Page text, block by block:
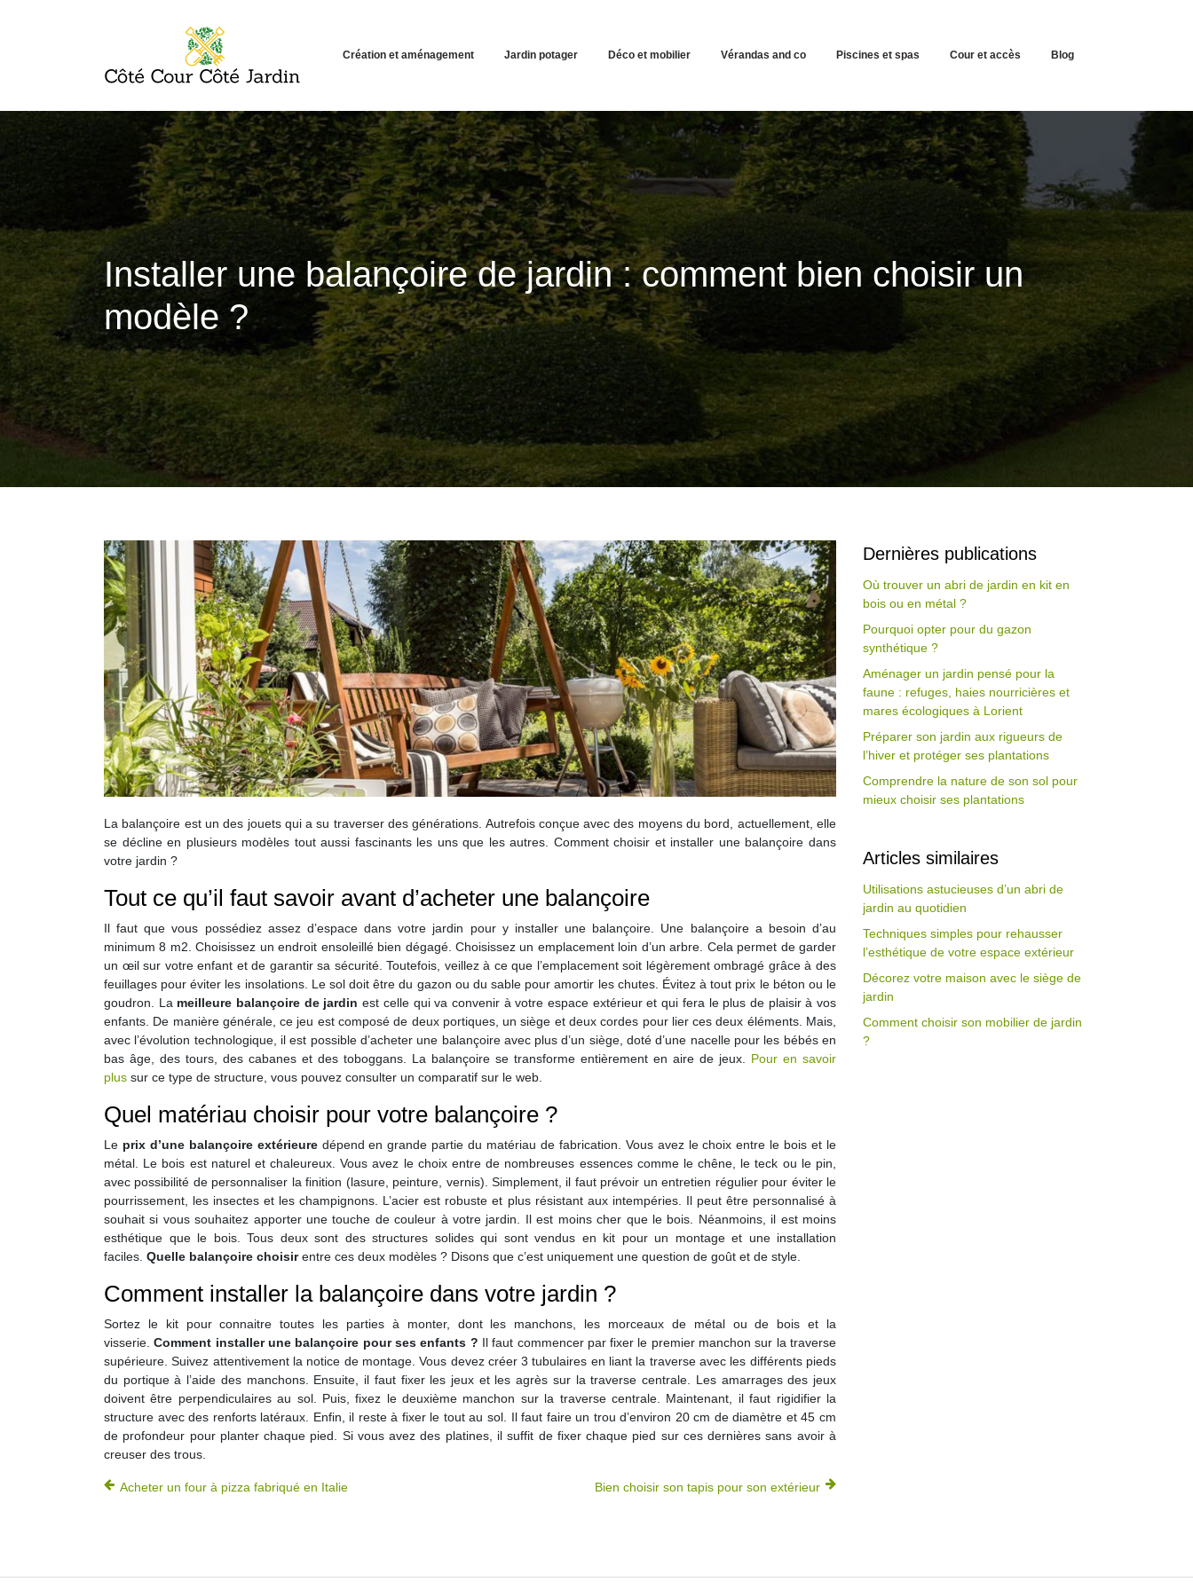
Création et aménagement Jardin potager Déco et mobilier Vérandas and co Piscines et spas Cour et accès Blog
Installer une balançoire de jardin : comment bien choisir un
modèle ?
La balançoire est un des jouets qui a su traverser des générations. Autrefois conçue avec des moyens du bord, actuellement, elle
se décline en plusieurs modèles tout aussi fascinants les uns que les autres. Comment choisir et installer une balançoire dans
votre jardin ?
Tout ce qu’il faut savoir avant d’acheter une balançoire
Il faut que vous possédiez assez d’espace dans votre jardin pour y installer une balançoire. Une balançoire a besoin d’au
minimum 8 m2. Choisissez un endroit ensoleillé bien dégagé. Choisissez un emplacement loin d’un arbre. Cela permet de garder
un œil sur votre enfant et de garantir sa sécurité. Toutefois, veillez à ce que l’emplacement soit légèrement ombragé grâce à des
feuillages pour éviter les insolations. Le sol doit être du gazon ou du sable pour amortir les chutes. Évitez à tout prix le béton ou le
goudron. La meilleure balançoire de jardin est celle qui va convenir à votre espace extérieur et qui fera le plus de plaisir à vos
enfants. De manière générale, ce jeu est composé de deux portiques, un siège et deux cordes pour lier ces deux éléments. Mais,
avec l’évolution technologique, il est possible d’acheter une balançoire avec plus d’un siège, doté d’une nacelle pour les bébés en
bas âge, des tours, des cabanes et des toboggans. La balançoire se transforme entièrement en aire de jeux. Pour en savoir
plus sur ce type de structure, vous pouvez consulter un comparatif sur le web.
Quel matériau choisir pour votre balançoire ?
Le prix d’une balançoire extérieuredépend en grande partie du matériau de fabrication. Vous avez le choix entre le bois et le
métal. Le bois est naturel et chaleureux. Vous avez le choix entre de nombreuses essences comme le chêne, le teck ou le pin,
avec possibilité de personnaliser la finition (lasure, peinture, vernis). Simplement, il faut prévoir un entretien régulier pour éviter le
pourrissement, les insectes et les champignons. L’acier est robuste et plus résistant aux intempéries. Il peut être personnalisé à
souhait si vous souhaitez apporter une touche de couleur à votre jardin. Il est moins cher que le bois. Néanmoins, il est moins
esthétique que le bois. Tous deux sont des structures solides qui sont vendus en kit pour un montage et une installation
faciles. Quelle balançoire choisirentre ces deux modèles ? Disons que c’est uniquement une question de goût et de style.
Comment installer la balançoire dans votre jardin ?
Sortez le kit pour connaitre toutes les parties à monter, dont les manchons, les morceaux de métal ou de bois et la
visserie.Comment installer une balançoire pour ses enfants ? Il faut commencer par fixer le premier manchon sur la traverse
supérieure. Suivez attentivement la notice de montage. Vous devez créer 3 tubulaires en liant la traverse avec les différents pieds
du portique à l’aide des manchons. Ensuite, il faut fixer les jeux et les agrès sur la traverse centrale. Les amarrages des jeux
doivent être perpendiculaires au sol. Puis, fixez le deuxième manchon sur la traverse centrale. Maintenant, il faut rigidifier la
structure avec des renforts latéraux. Enfin, il reste à fixer le tout au sol. Il faut faire un trou d’environ 20 cm de diamètre et 45 cm
de profondeur pour planter chaque pied. Si vous avez des platines, il suffit de fixer chaque pied sur ces dernières sans avoir à
creuser des trous.
Acheter un four à pizza fabriqué en Italie Bien choisir son tapis pour son extérieur
Dernières publications
Où trouver un abri de jardin en kit en
bois ou en métal ?
Pourquoi opter pour du gazon
synthétique ?
Aménager un jardin pensé pour la
faune : refuges, haies nourricières et
mares écologiques à Lorient
Préparer son jardin aux rigueurs de
l’hiver et protéger ses plantations
Comprendre la nature de son sol pour
mieux choisir ses plantations
Articles similaires
Utilisations astucieuses d’un abri de
jardin au quotidien
Techniques simples pour rehausser
l’esthétique de votre espace extérieur
Décorez votre maison avec le siège de
jardin
Comment choisir son mobilier de jardin
?